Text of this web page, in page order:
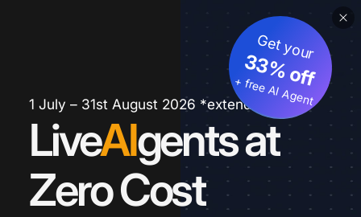
1 July – 31st August 2026 *extended
LiveAIgents at
Zero Cost
Get your
33% off
+ free AI Agent